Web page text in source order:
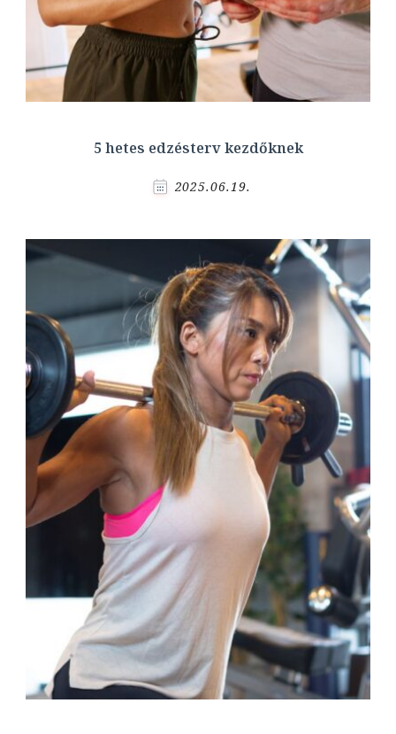
5 hetes edzésterv kezdőknek
2025.06.19.